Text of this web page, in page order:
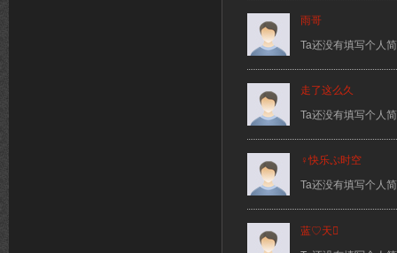
雨哥
Ta还没有填写个人
走了这么久
Ta还没有填写个人
♀快乐ぷ时空
Ta还没有填写个人
蓝♡天